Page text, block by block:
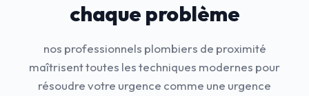
chaque problème
nos professionnels plombiers de proximité
maîtrisent toutes les techniques modernes pour
résoudre votre urgence comme une urgence